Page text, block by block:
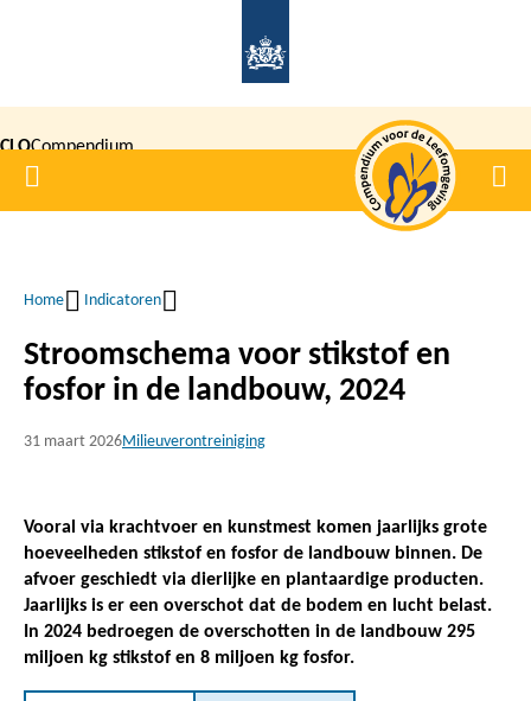
inhoud
gaan
CLOCompendium
voor de
Home
Kruimelpad
Home Indicatoren
Stroomschema voor stikstof en
fosfor in de landbouw, 2024
31 maart 2026Milieuverontreiniging
Vooral via krachtvoer en kunstmest komen jaarlijks grote
hoeveelheden stikstof en fosfor de landbouw binnen. De
afvoer geschiedt via dierlijke en plantaardige producten.
Jaarlijks is er een overschot dat de bodem en lucht belast.
In 2024 bedroegen de overschotten in de landbouw 295
miljoen kg stikstof en 8 miljoen kg fosfor.